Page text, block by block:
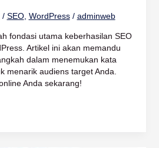
/ SEO, WordPress/ adminweb
fondasi utama keberhasilan SEO
Artikel ini akan memandu
dalam menemukan kata
menarik audiens target Anda.
Anda sekarang!